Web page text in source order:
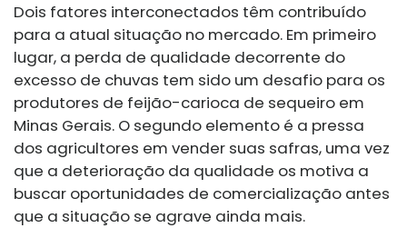
Dois fatores interconectados têm contribuído
para a atual situação no mercado. Em primeiro
lugar, a perda de qualidade decorrente do
excesso de chuvas tem sido um desafio para os
produtores de feijão-carioca de sequeiro em
Minas Gerais. O segundo elemento é a pressa
dos agricultores em vender suas safras, uma vez
que a deterioração da qualidade os motiva a
buscar oportunidades de comercialização antes
que a situação se agrave ainda mais.